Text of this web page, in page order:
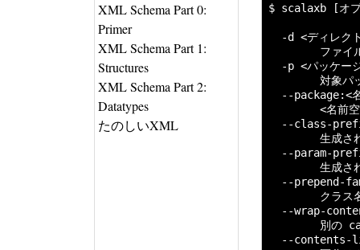
$ scalaxb [オ
-d <ディレク
ファイ
-p <パッケー
対象パ
--package:<
<名前
--class-
生成さ
--param-
生成さ
--prepend-
クラス
--wrap-
別の
--contents-
XML Schema Part 0:
Primer
XML Schema Part 1:
Structures
XML Schema Part 2:
Datatypes
たのしいXML